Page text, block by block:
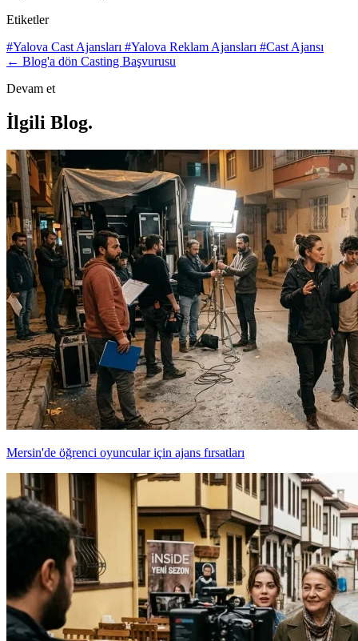
Etiketler
#Yalova Cast Ajansları #Yalova Reklam Ajansları #Cast Ajansı
← Blog'a dön Casting Başvurusu
Devam et
İlgili Blog.
Mersin'de öğrenci oyuncular için ajans fırsatları